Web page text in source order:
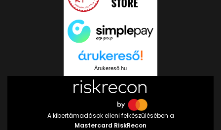
Árukereső.hu
A kibertámadások elleni felkészülésében a
Mastercard RiskRecon